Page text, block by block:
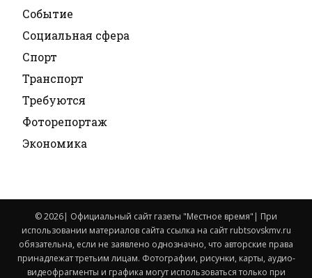
Событие
Социальная сфера
Спорт
Транспорт
Требуются
Фоторепортаж
Экономика
© 2026| Официальный сайт газеты "Местное время"| При
использовании материалов сайта ссылка на сайт rubtsovskmv.ru
обязательна, если не заявлено однозначно, что авторские права
принадлежат третьим лицам. Фотографии, рисунки, карты, аудио-
видеофрагменты и графика могут использоваться только при